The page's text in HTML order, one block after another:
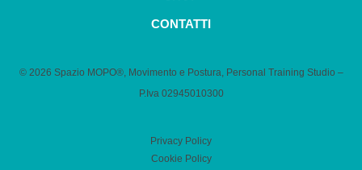
CONTATTI
© 2026 Spazio MOPO®, Movimento e Postura, Personal Training Studio –
P.Iva 0​2945010300
Privacy Policy
Cookie Policy